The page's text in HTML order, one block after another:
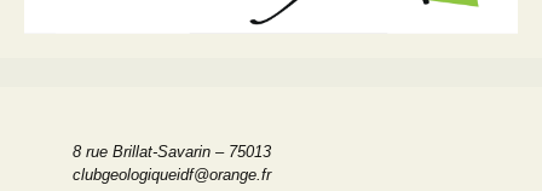
8 rue Brillat-Savarin – 75013
clubgeologiqueidf@orange.fr